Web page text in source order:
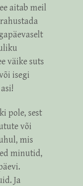
aitab meil
väike suts
isegi
pole, sest
või
mis
minutid,
Ja